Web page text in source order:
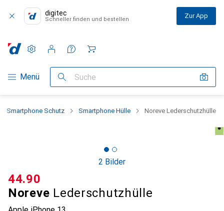
digitec
Schneller finden und bestellen Zur App
Navigation nach Kategorien
Menü Suche
Einstellungen
Kundenkonto
Vergleichslisten
Merklisten
Warenkorb
Smartphone Schutz Smartphone Hülle Noreve Lederschutzhülle
2 Bilder
Noreve Lederschutzhülle
CHF
44.90